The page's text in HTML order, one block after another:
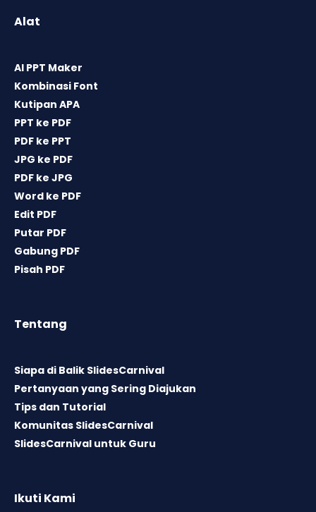
Alat
AI PPT Maker
Kombinasi Font
Kutipan APA
PPT ke PDF
PDF ke PPT
JPG ke PDF
PDF ke JPG
Word ke PDF
Edit PDF
Putar PDF
Gabung PDF
Pisah PDF
Tentang
Siapa di Balik SlidesCarnival
Pertanyaan yang Sering Diajukan
Tips dan Tutorial
Komunitas SlidesCarnival
SlidesCarnival untuk Guru
Ikuti Kami